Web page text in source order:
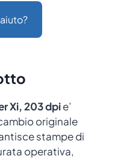
Xi, 203 dpie’
originale
stampe di
operativa,